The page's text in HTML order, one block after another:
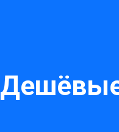
Дешёвые